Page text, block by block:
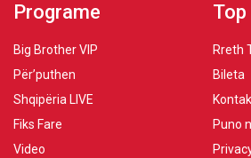
Programe
Big Brother VIP
Për’puthen
Shqipëria LIVE
Fiks Fare
Video
Top
Rreth
Bileta
Puno